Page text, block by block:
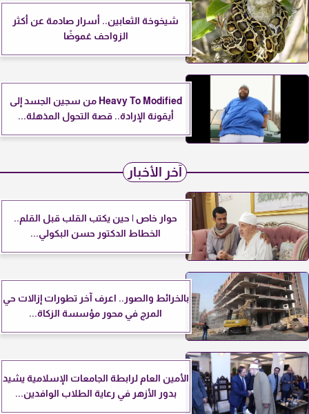
شيخوخة الثعابين.. أسرار صادمة عن أكثر
الزواحف غموضًا
Heavy To Modified من سجين الجسد إلى
أيقونة الإرادة.. قصة التحول المذهلة...
آخر الأخبار
حوار خاص | حين يكتب القلب قبل القلم..
الخطاط الدكتور حسن البكولي...
بالخرائط والصور.. اعرف آخر تطورات إزالات حي
المرج في محور مؤسسة الزكاة...
الأمين العام لرابطة الجامعات الإسلامية يشيد
بدور الأزهر في رعاية الطلاب الوافدين...